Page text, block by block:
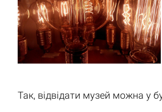
Так, відвідати музей можна у